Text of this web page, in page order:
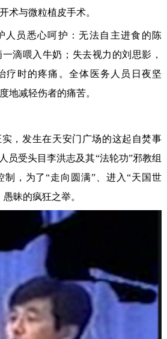
术与微粒植皮手术。
人员悉心呵护：无法自主进食的陈
滴喂入牛奶；失去视力的刘思影，
疗时的疼痛。全体医务人员日夜坚
地减轻伤者的痛苦。
，发生在天安门广场的这起自焚事
员受头目李洪志及其“法轮功”邪教组
，为了“走向圆满”、进入“天国世
昧的疯狂之举。